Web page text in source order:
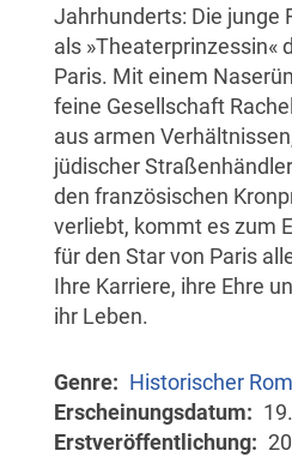
Jahrhunderts: Die junge
als »Theaterprinzessin«
Paris. Mit einem
feine Gesellschaft
aus armen
jüdischer
den französischen
verliebt, kommt es zum
für den Star von Paris
Ihre Karriere, ihre Ehre
ihr Leben.
Genre
Historischer
Erscheinungsdatum
Erstveröffentlichung